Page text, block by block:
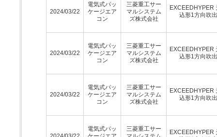
2024/03/22
電気式パッ
ケージエア
コン
三菱重工サー
マルシステム
ズ株式会社
EXCEEDHYPER
込形1方向吹
2024/03/22
電気式パッ
ケージエア
コン
三菱重工サー
マルシステム
ズ株式会社
EXCEEDHYPER
込形1方向吹
2024/03/22
電気式パッ
ケージエア
コン
三菱重工サー
マルシステム
ズ株式会社
EXCEEDHYPER
込形1方向吹
電気式パッ
三菱重工サー
EXCEEDHYPER